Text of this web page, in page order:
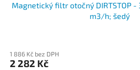
Magnetický filtr otočný DIRTSTOP
m3/h; šedý
1 886 Kč bez DPH
2 282 Kč